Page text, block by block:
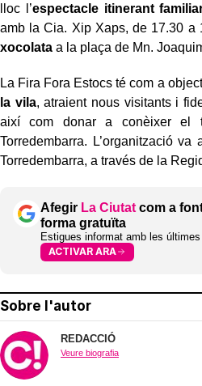
lloc l’espectacle itinerant
amb la Cia. Xip Xaps, de 17.30 a
xocolata a la plaça de Mn.
La Fira Fora Estocs té com a
la vila, atraient nous visitants i
així com donar a conèixer el
Torredembarra. L’organització va
Torredembarra, a través de la
Afegir La Ciutat com a
forma gratuïta
Estigues informat amb les
ACTIVAR ARA
Sobre l'autor
REDACCIÓ
Veure biografia